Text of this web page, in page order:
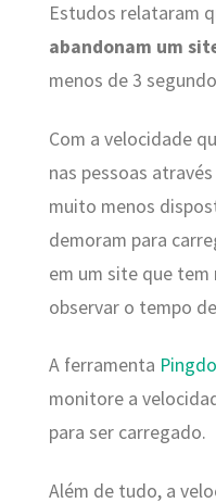
Estudos relataram
abandonam um
menos de 3
Com a velocidade
nas pessoas
muito menos
demoram para
em um site que
observar o tempo
A ferramenta
monitore a
para ser carregado.
Além de tudo, a